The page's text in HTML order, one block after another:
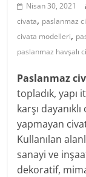
Nisan 30, 2021
civata, paslanmaz
civata modelleri,
paslanmaz havşalı
Paslanmaz
topladık,
karşı
yapmayan
Kullanılan
sanayi ve
dekoratif,